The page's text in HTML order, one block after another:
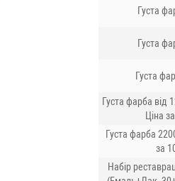
Густа
Густа
Густа
Густа фарба від
Ціна
Густа фарба
за
Набір